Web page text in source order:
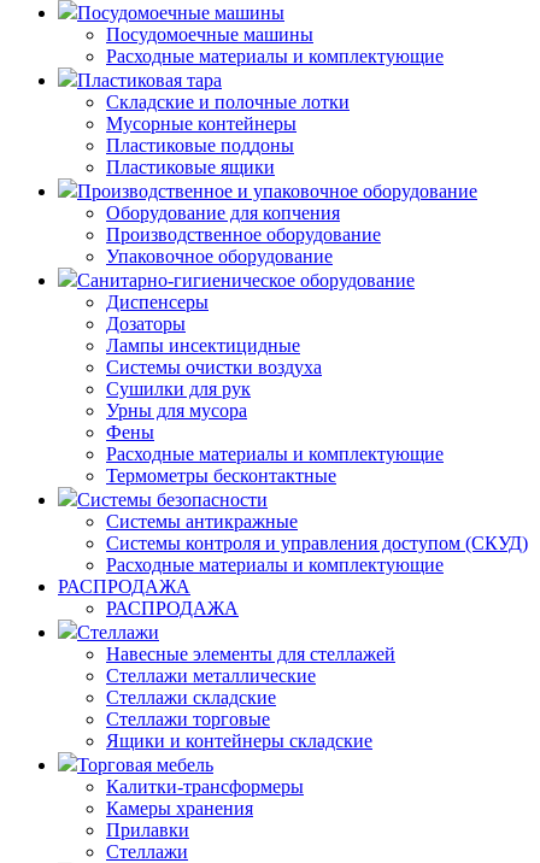
Посудомоечные машины
Посудомоечные машины
Расходные материалы и комплектующие
Пластиковая тара
Складские и полочные лотки
Мусорные контейнеры
Пластиковые поддоны
Пластиковые ящики
Производственное и упаковочное оборудование
Оборудование для копчения
Производственное оборудование
Упаковочное оборудование
Санитарно-гигиеническое оборудование
Диспенсеры
Дозаторы
Лампы инсектицидные
Системы очистки воздуха
Сушилки для рук
Урны для мусора
Фены
Расходные материалы и комплектующие
Термометры бесконтактные
Системы безопасности
Системы антикражные
Системы контроля и управления доступом (СКУД)
Расходные материалы и комплектующие
РАСПРОДАЖА
РАСПРОДАЖА
Стеллажи
Навесные элементы для стеллажей
Стеллажи металлические
Стеллажи складские
Стеллажи торговые
Ящики и контейнеры складские
Торговая мебель
Калитки-трансформеры
Камеры хранения
Прилавки
Стеллажи